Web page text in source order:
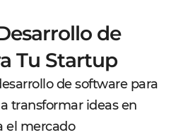
de
Tu Startup
de software para
transformar ideas en
el mercado